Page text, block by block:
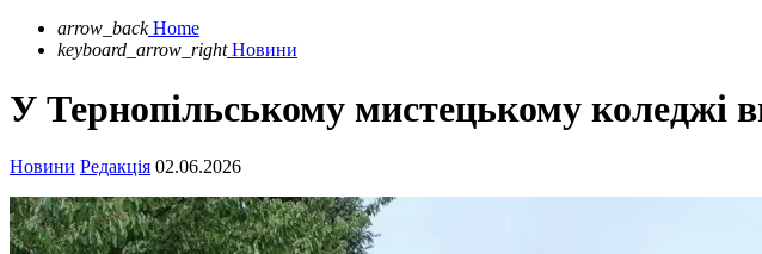
arrow_back Home
keyboard_arrow_right Новини
У Тернопільському мистецькому
Новини Редакція 02.06.2026